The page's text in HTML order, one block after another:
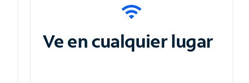
Ve en cualquier lugar